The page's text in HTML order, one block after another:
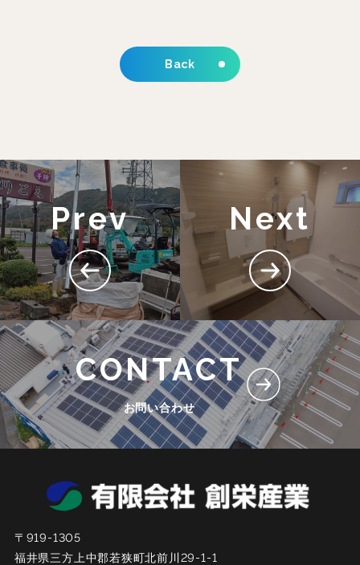
Back
Prev Next
CONTACT
お問い合わせ
〒919-1305
福井県三方上中郡若狭町北前川29-1-1